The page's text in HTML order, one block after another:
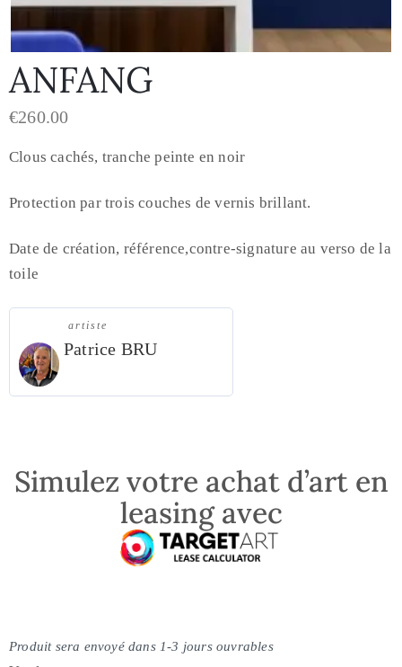
ANFANG
€260.00
Clous cachés, tranche peinte en noir
Protection par trois couches de vernis brillant.
Date de création, référence,contre-signature au verso de la
toile
artiste
Patrice BRU
Simulez votre achat d’art en
leasing avec
Produit sera envoyé dans 1-3 jours ouvrables